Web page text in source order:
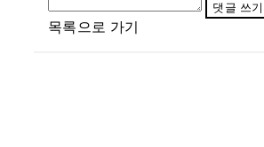
댓글 쓰기
목록으로 가기